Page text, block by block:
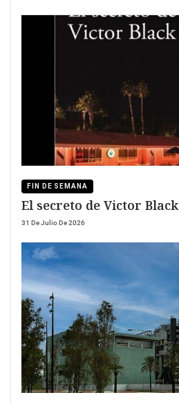
FIN DE SEMANA
El secreto de Victor Black
31 De Julio De 2026